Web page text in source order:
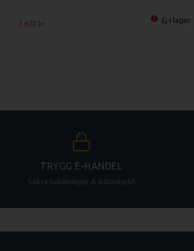
3 672 Ej i lager
TRYGG E-HANDEL
Säkra betalningar & dataskydd